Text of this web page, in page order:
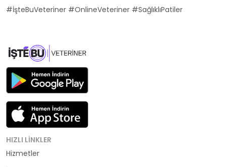
#İşteBuVeteriner #OnlineVeteriner #SağlıklıPatiler
HIZLI LINKLER
Hizmetler